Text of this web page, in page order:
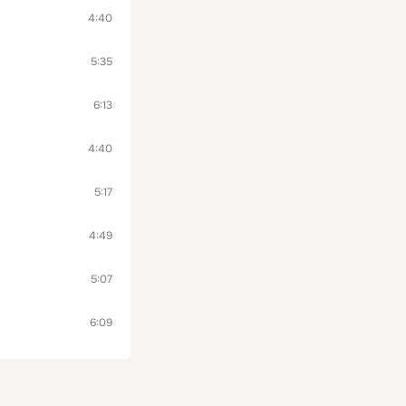
4:40
5:35
6:13
4:40
5:17
4:49
5:07
6:09